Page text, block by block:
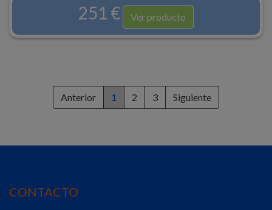
251 € Ver producto
Anterior 1 2 3 Siguiente
CONTACTO